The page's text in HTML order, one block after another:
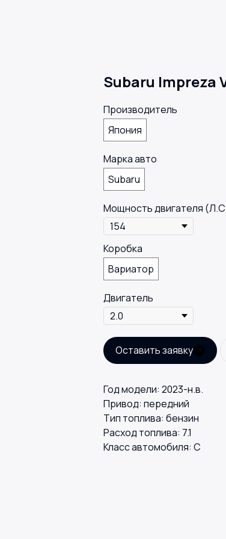
Subaru Impreza
Производитель
Япония
Марка авто
Subaru
Мощность двигателя
Коробка
Вариатор
Двигатель
Оставить заявку
Год модели: 2023-н.в.
Привод: передний
Тип топлива: бензин
Расход топлива: 7.1
Класс автомобиля: С